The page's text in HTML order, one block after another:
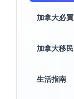
加拿大必買
加拿大移民
生活指南